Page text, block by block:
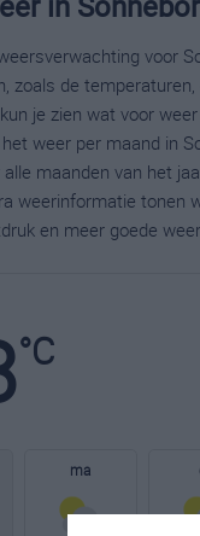
voor
zoals de
je zien wat voor
weer per maand in
maanden van het
weerinformatie tonen
en meer goede
°C
ma